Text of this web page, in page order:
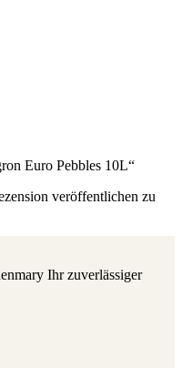
Euro Pebbles 10L“
veröffentlichen zu
Ihr zuverlässiger